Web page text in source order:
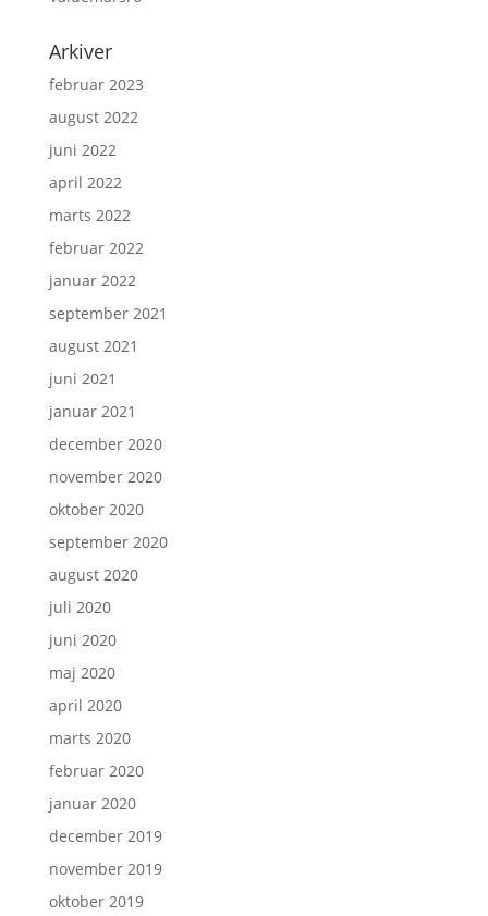
Arkiver
februar 2023
august 2022
juni 2022
april 2022
marts 2022
februar 2022
januar 2022
september 2021
august 2021
juni 2021
januar 2021
december 2020
november 2020
oktober 2020
september 2020
august 2020
juli 2020
juni 2020
maj 2020
april 2020
marts 2020
februar 2020
januar 2020
december 2019
november 2019
oktober 2019